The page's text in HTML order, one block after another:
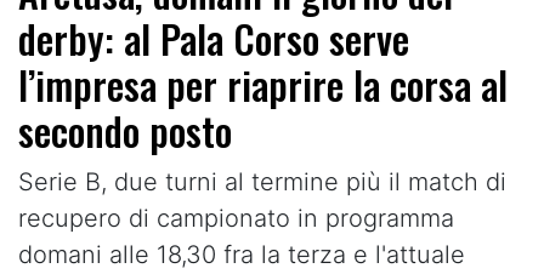
derby: al Pala Corso serve
l’impresa per riaprire la corsa al
secondo posto
Serie B, due turni al termine più il match di
recupero di campionato in programma
domani alle 18,30 fra la terza e l'attuale